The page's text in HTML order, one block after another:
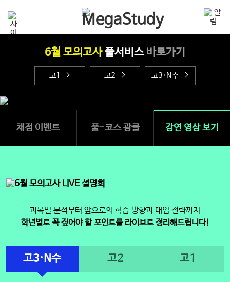
6월 모의고사풀서비스 바로가기
고1 고2 고3·N수
채점 이벤트 풀-코스 광클 강연 영상 보기
과목별 분석부터 앞으로의 학습 방향과 대입 전략까지
학년별로 꼭 짚어야 할 포인트를 라이브로 정리해드립니다!
고3·N수 고2 고1